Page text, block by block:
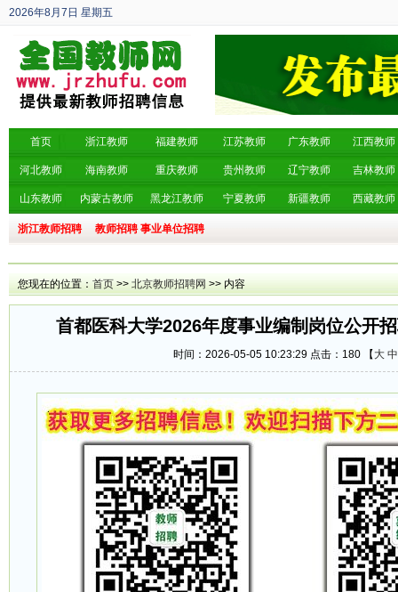
2026年8月7日 星期五
丙午年 六月廿五
首页 浙江教师 福建教师 江苏教师 广东教师 江西教师
河北教师 海南教师 重庆教师 贵州教师 辽宁教师 吉林教师
山东教师 内蒙古教师 黑龙江教师 宁夏教师 新疆教师 西藏教师
浙江教师招聘 教师招聘 事业单位招聘
您现在的位置： 首页 >> 北京教师招聘网 >> 内容
首都医科大学2026年度事业编制岗位公开
时间：2026-05-05 10:23:29 点击： 180 【 大 中